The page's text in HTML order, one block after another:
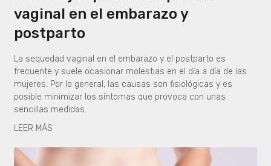
vaginal en el embarazo y
postparto
La sequedad vaginal en el embarazo y el postparto es
frecuente y suele ocasionar molestias en el día a día de las
mujeres. Por lo general, las causas son fisiológicas y es
posible minimizar los síntomas que provoca con unas
sencillas medidas.
LEER MÁS